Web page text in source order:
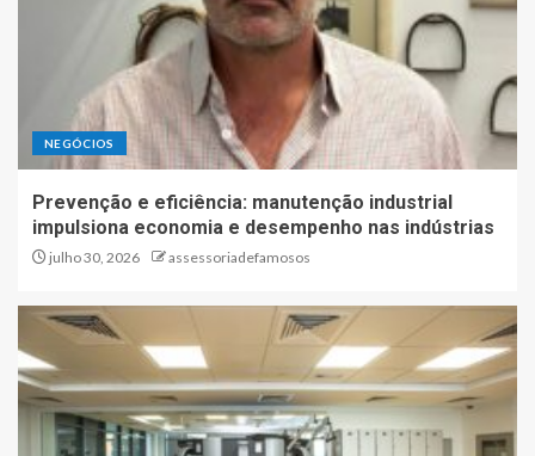
NEGÓCIOS
Prevenção e eficiência: manutenção industrial
impulsiona economia e desempenho nas indústrias
julho 30, 2026 assessoriadefamosos